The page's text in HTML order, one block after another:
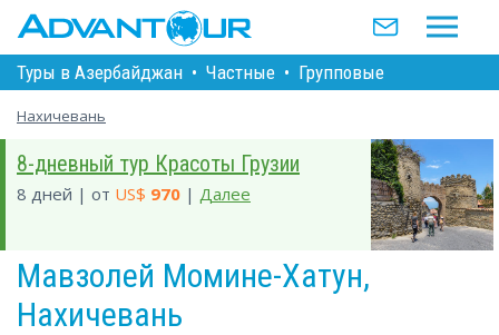
Туры в Азербайджан • Частные • Групповые
Нахичевань
8-дневный тур Красоты Грузии
8 дней | от US$ 970 | Далее
Мавзолей Момине-Хатун,
Нахичевань